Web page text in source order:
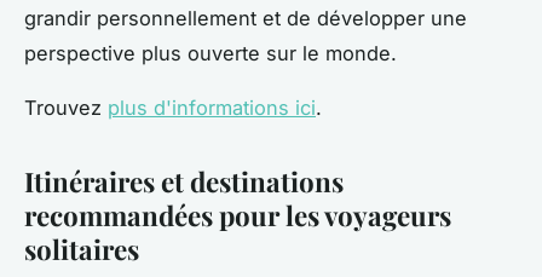
grandir personnellement et de développer une
perspective plus ouverte sur le monde.
Trouvez plus d'informations ici.
Itinéraires et destinations
recommandées pour les voyageurs
solitaires